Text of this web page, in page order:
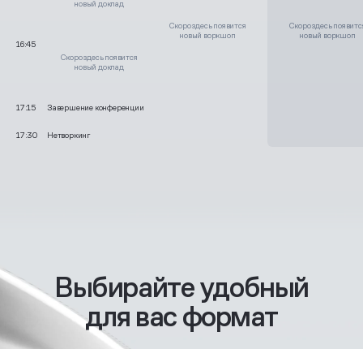
новый доклад
Скоро здесь появится
новый воркшоп
Скоро здесь
новый воркшоп
16:45
Скоро здесь появится
новый доклад
17:15 Завершение конференции
17:30 Нетворкинг
Выбирайте удобный
для вас формат